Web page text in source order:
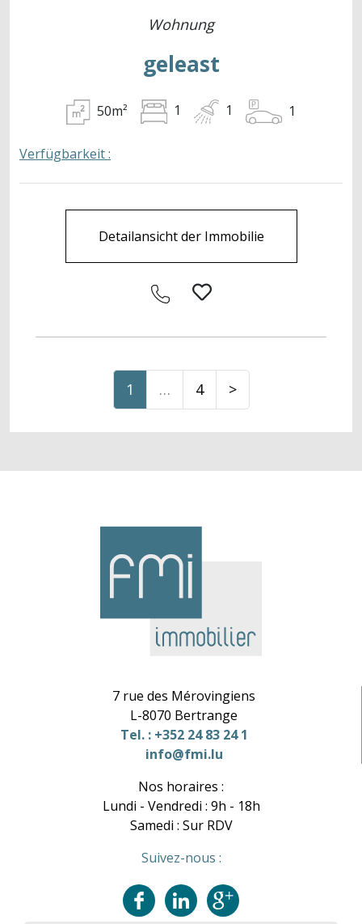
Wohnung
geleast
50m² 1 1 1
Verfügbarkeit :
Detailansicht der Immobilie
1 … 4 >
7 rue des Mérovingiens
L-8070 Bertrange
Tel. : +352 24 83 24 1
info@fmi.lu
Nos horaires :
Lundi - Vendredi : 9h - 18h
Samedi : Sur RDV
Suivez-nous :